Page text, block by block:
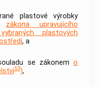
plastové výrobky
zákona upravujícího
plastových
, a
se zákonem o
53),